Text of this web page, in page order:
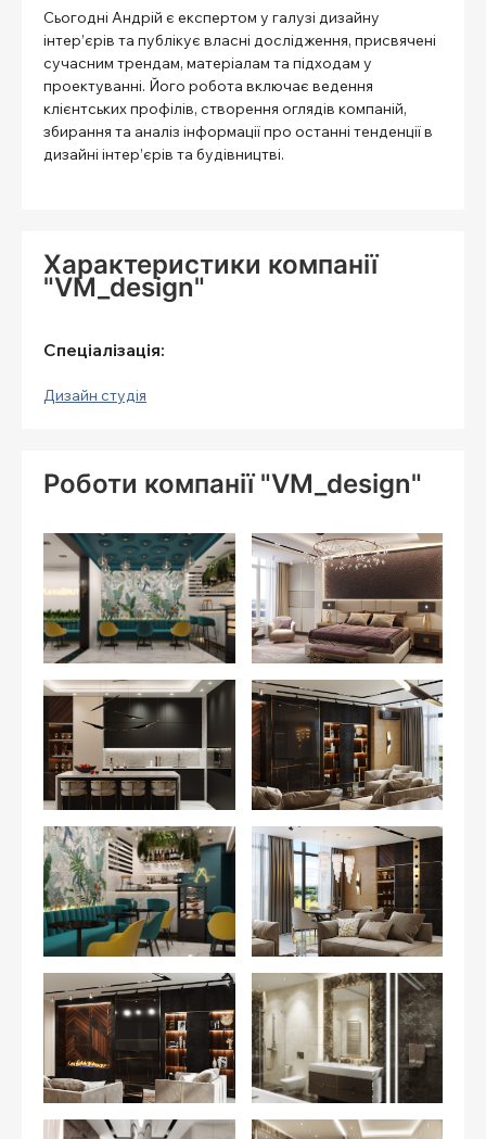
Сьогодні Андрій є експертом у галузі дизайну
інтер’єрів та публікує власні дослідження, присвячені
сучасним трендам, матеріалам та підходам у
проектуванні. Його робота включає ведення
клієнтських профілів, створення оглядів компаній,
збирання та аналіз інформації про останні тенденції в
дизайні інтер’єрів та будівництві.
Характеристики компанії
"VM_design"
Спеціалізація:
Дизайн студія
Роботи компанії "VM_design"